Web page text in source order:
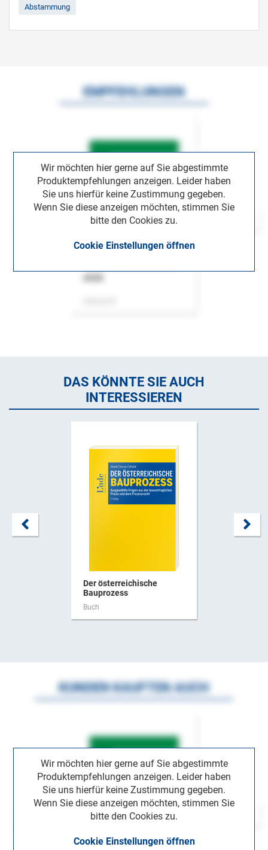
Abstammung
Wir möchten hier gerne auf Sie abgestimmte
Produktempfehlungen anzeigen. Leider haben
Sie uns hierfür keine Zustimmung gegeben.
Wenn Sie diese anzeigen möchten, stimmen Sie
bitte den Cookies zu.
Cookie Einstellungen öffnen
EMPFEHLUNGEN
DAS KÖNNTE SIE AUCH
INTERESSIEREN
Der österreichische
Bauprozess
Buch
Wir möchten hier gerne auf Sie abgestimmte
Produktempfehlungen anzeigen. Leider haben
Sie uns hierfür keine Zustimmung gegeben.
Wenn Sie diese anzeigen möchten, stimmen Sie
bitte den Cookies zu.
Cookie Einstellungen öffnen
KUNDEN KAUFTEN AUCH